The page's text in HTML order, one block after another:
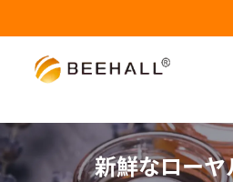
新鮮なロー